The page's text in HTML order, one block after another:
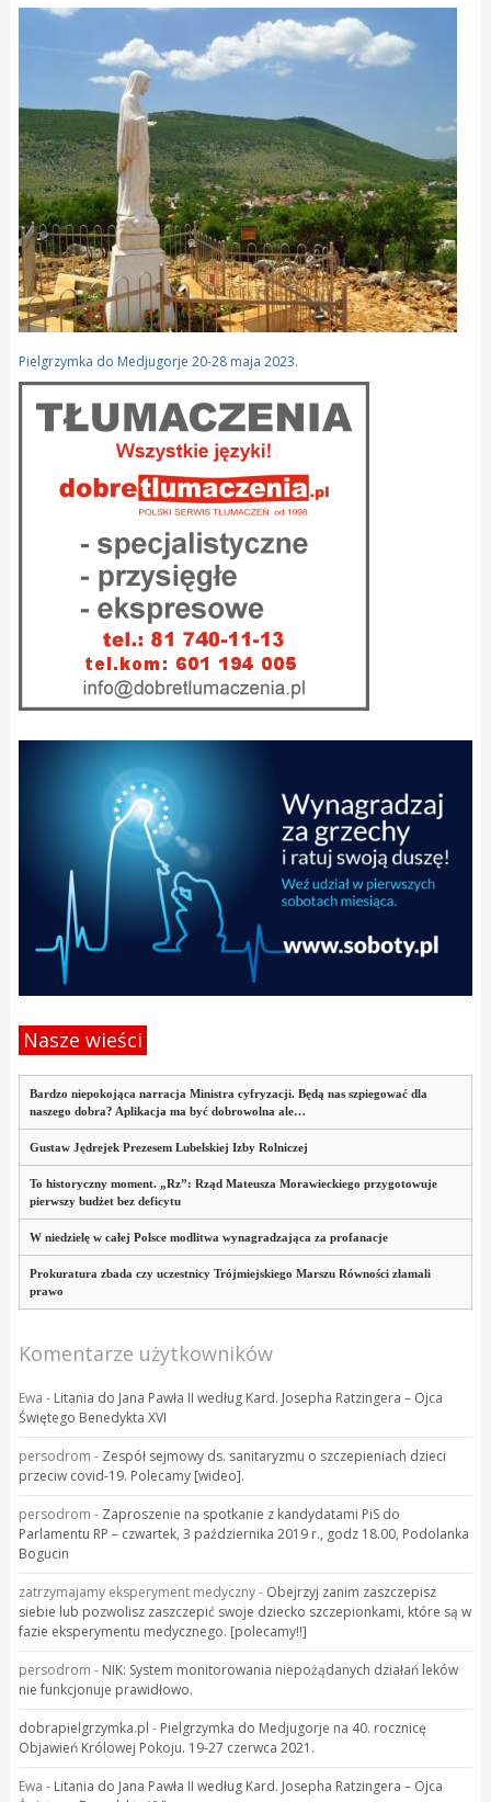
Pielgrzymka do Medjugorje 20-28 maja 2023.
Nasze wieści
Bardzo niepokojąca narracja Ministra cyfryzacji. Będą nas szpiegować dla
naszego dobra? Aplikacja ma być dobrowolna ale…
Gustaw Jędrejek Prezesem Lubelskiej Izby Rolniczej
To historyczny moment. „Rz”: Rząd Mateusza Morawieckiego przygotowuje
pierwszy budżet bez deficytu
W niedzielę w całej Polsce modlitwa wynagradzająca za profanacje
Prokuratura zbada czy uczestnicy Trójmiejskiego Marszu Równości złamali
prawo
Komentarze użytkowników
Ewa - Litania do Jana Pawła II według Kard. Josepha Ratzingera – Ojca
Świętego Benedykta XVI
persodrom - Zespół sejmowy ds. sanitaryzmu o szczepieniach dzieci
przeciw covid-19. Polecamy [wideo].
persodrom - Zaproszenie na spotkanie z kandydatami PiS do
Parlamentu RP – czwartek, 3 października 2019 r., godz 18.00, Podolanka
Bogucin
zatrzymajamy eksperyment medyczny- Obejrzyj zanim zaszczepisz
siebie lub pozwolisz zaszczepić swoje dziecko szczepionkami, które są w
fazie eksperymentu medycznego. [polecamy!!]
persodrom - NIK: System monitorowania niepożądanych działań leków
nie funkcjonuje prawidłowo.
dobrapielgrzymka.pl - Pielgrzymka do Medjugorje na 40. rocznicę
Objawień Królowej Pokoju. 19-27 czerwca 2021.
Ewa - Litania do Jana Pawła II według Kard. Josepha Ratzingera – Ojca